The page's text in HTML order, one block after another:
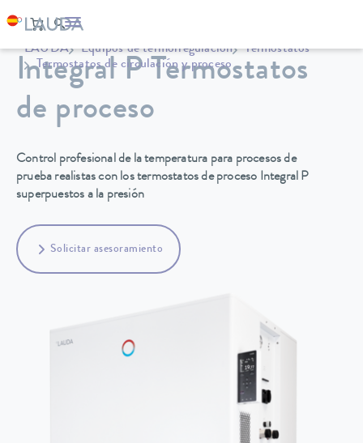
LAUDA Equipos de termorregulación
Termostatos
Termostatos de circulación y proceso
Integral P Termostatos
de proceso
Control profesional de la temperatura para procesos de
prueba realistas con los termostatos de proceso Integral P
superpuestos a la presión
Solicitar asesoramiento